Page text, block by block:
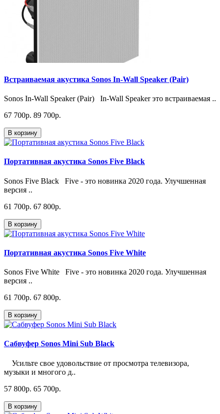
Встраиваемая акустика Sonos In-Wall Speaker (Pair)
Sonos In-Wall Speaker (Pair) In-Wall Speaker это встраиваемая ..
67 700p. 89 700p.
В корзину
Портативная акустика Sonos Five Black
Sonos Five Black Five - это новинка 2020 года. Улучшенная
версия ..
61 700p. 67 800p.
В корзину
Портативная акустика Sonos Five White
Sonos Five White Five - это новинка 2020 года. Улучшенная
версия ..
61 700p. 67 800p.
В корзину
Сабвуфер Sonos Mini Sub Black
Усильте свое удовольствие от просмотра телевизора,
музыки и многого д..
57 800p. 65 700p.
В корзину